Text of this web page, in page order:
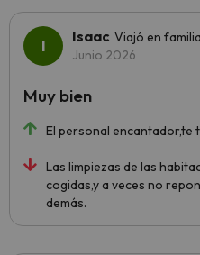
Isaac Viajó en familia
Junio 2026
El personal encantador,te
Las limpiezas de las
cogidas,y a veces no
demás.
Muy bien